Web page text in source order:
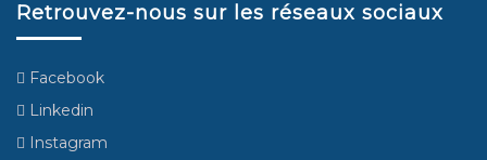
Retrouvez-nous sur les réseaux sociaux
Facebook
Linkedin
Instagram